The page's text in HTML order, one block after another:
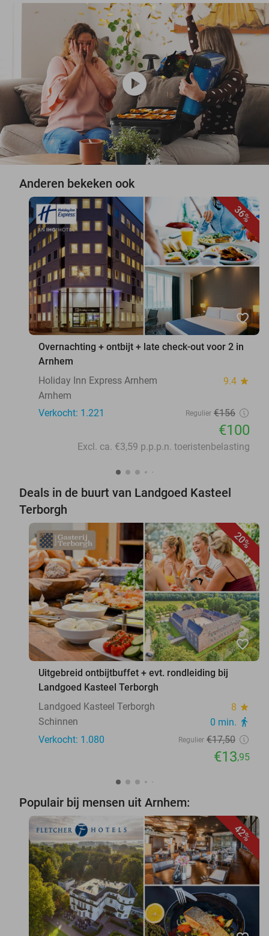
play_circle
Anderen bekeken ook
36%
favorite_border
Overnachting + ontbijt + late check-out voor 2 in
Arnhem
Holiday Inn Express Arnhem
9.4 star
Arnhem
Verkocht: 1.221
Regulier €156
€100
Excl. ca. €3,59 p.p.p.n. toeristenbelasting
Deals in de buurt van Landgoed Kasteel
Terborgh
20%
favorite_border
Uitgebreid ontbijtbuffet + evt. rondleiding bij
Landgoed Kasteel Terborgh
Landgoed Kasteel Terborgh
8 star
Schinnen 0 min. directions_walk
Verkocht: 1.080 Regulier €17,50
€13,95
Populair bij mensen uit Arnhem:
42%